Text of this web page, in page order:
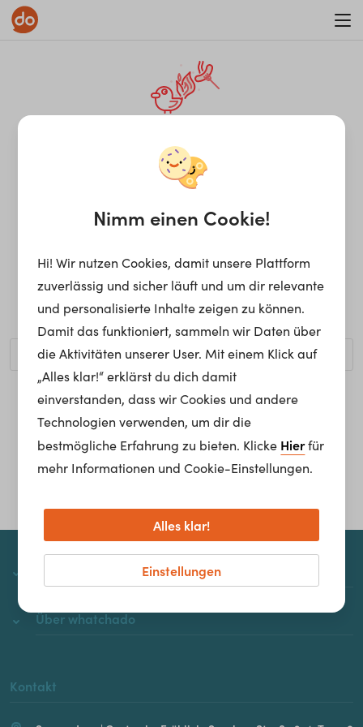
¡Ay, caramba! Seite nicht
gefunden.
Ups, die gewünschte Seite kann nicht gefunden werden.
Möchtest du nach einem bestimmten Begriff suchen?
Homepage
Über whatchado
Kontakt
Nimm einen Cookie!
Hi! Wir nutzen Cookies, damit unsere Plattform
zuverlässig und sicher läuft und um dir relevante
und personalisierte Inhalte zeigen zu können.
Damit das funktioniert, sammeln wir Daten über
die Aktivitäten unserer User. Mit einem Klick auf
„Alles klar!“ erklärst du dich damit
einverstanden, dass wir Cookies und andere
Technologien verwenden, um dir die
bestmögliche Erfahrung zu bieten. Klicke Hierfür
mehr Informationen und Cookie-Einstellungen.
Einstellungen
Alles klar!